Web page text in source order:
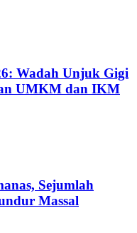
Wadah Unjuk Gigi
UMKM dan IKM
Sejumlah
Massal